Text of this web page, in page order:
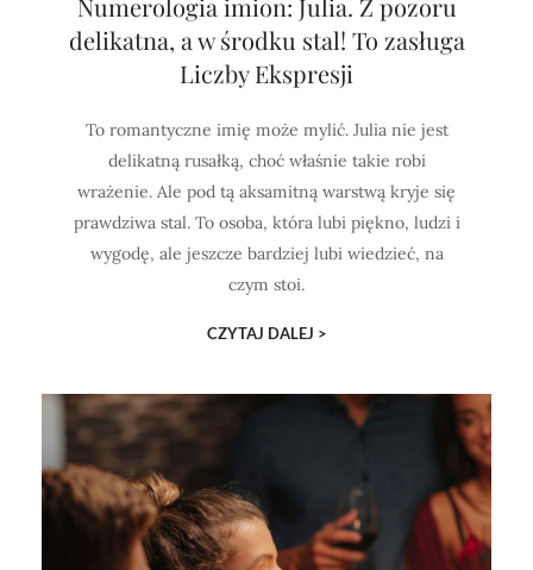
Numerologia imion: Julia. Z pozoru
delikatna, a w środku stal! To zasługa
Liczby Ekspresji
To romantyczne imię może mylić. Julia nie jest
delikatną rusałką, choć właśnie takie robi
wrażenie. Ale pod tą aksamitną warstwą kryje się
prawdziwa stal. To osoba, która lubi piękno, ludzi i
wygodę, ale jeszcze bardziej lubi wiedzieć, na
czym stoi.
CZYTAJ DALEJ >